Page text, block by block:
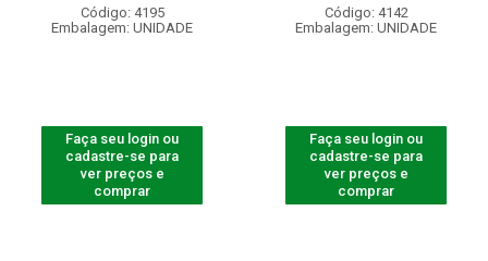
Código: 4195
Embalagem: UNIDADE
Faça seu login ou
cadastre-se para
ver preços e
comprar
Código: 4142
Embalagem: UNIDADE
Faça seu login ou
cadastre-se para
ver preços e
comprar